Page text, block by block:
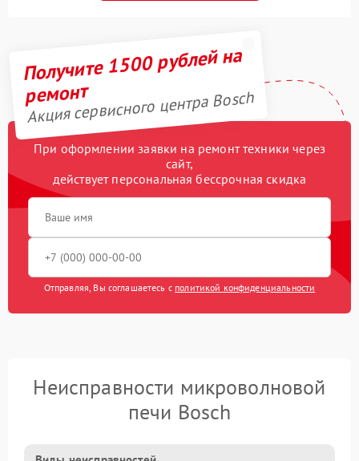
Получите 1500 рублей на
ремонт
Акция сервисного центра Bosch
При оформлении заявки на ремонт техники через
сайт,
действует персональная бессрочная скидка
Отправляя, Вы соглашаетесь с политикой конфиденциальности
Неисправности микроволновой
печи Bosch